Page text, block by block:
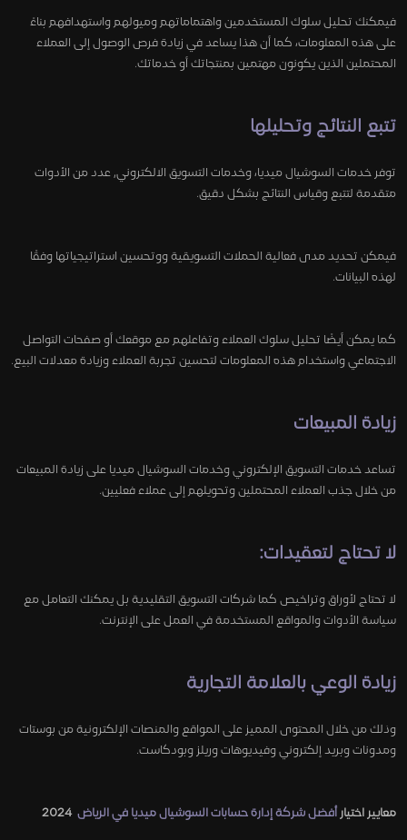
فيمكنك تحليل سلوك المستخدمين واهتماماتهم وميولهم واستهدافهم بناءً
على هذه المعلومات، كما أن هذا يساعد في زيادة فرص الوصول إلى العملاء
المحتملين الذين يكونون مهتمين بمنتجاتك أو خدماتك.
تتبع النتائج وتحليلها
توفر خدمات السوشيال ميديا، وخدمات التسويق الالكتروني, عدد من الأدوات
متقدمة لتتبع وقياس النتائج بشكل دقيق.
فيمكن تحديد مدى فعالية الحملات التسويقية ووتحسين استراتيجياتها وفقًا
لهذه البيانات.
كما يمكن أيضًا تحليل سلوك العملاء وتفاعلهم مع موقعك أو صفحات التواصل
الاجتماعي واستخدام هذه المعلومات لتحسين تجربة العملاء وزيادة معدلات البيع.
زيادة المبيعات
تساعد خدمات التسويق الإلكتروني وخدمات السوشيال ميديا على زيادة المبيعات
من خلال جذب العملاء المحتملين وتحويلهم إلى عملاء فعليين.
لا تحتاج لتعقيدات:
لا تحتاج لأوراق وتراخيص كما شركات التسويق التقليدية بل يمكنك التعامل مع
سياسة الأدوات والمواقع المستخدمة في العمل على الإنترنت.
زيادة الوعي بالعلامة التجارية
وذلك من خلال المحتوى المميز على المواقع والمنصات الإلكترونية من بوستات
ومدونات وبريد إلكتروني وفيديوهات وريلز وبودكاست.
معايير اختيار أفضل شركة إدارة حسابات السوشيال ميديا في الرياض 2024